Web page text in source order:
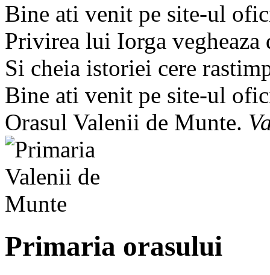
Bine ati venit pe site-ul
Privirea lui Iorga
Si cheia istoriei cere
Bine ati venit pe site-ul
Orasul Valenii de Munte.
Primaria orasului